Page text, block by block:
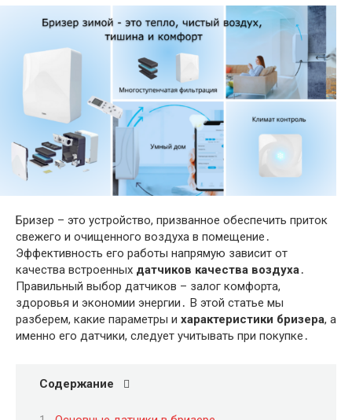
Бризер – это устройство, призванное обеспечить приток
свежего и очищенного воздуха в помещение․
Эффективность его работы напрямую зависит от
качества встроенных датчиков качества воздуха․
Правильный выбор датчиков – залог комфорта,
здоровья и экономии энергии․ В этой статье мы
разберем, какие параметры и характеристики бризера, а
именно его датчики, следует учитывать при покупке․
Содержание